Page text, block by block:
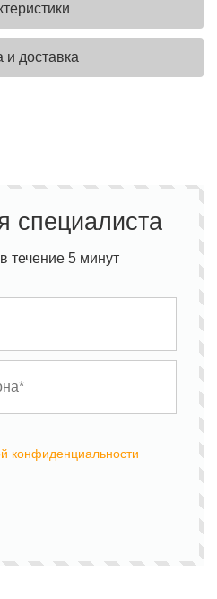
и доставка
специалиста
течение 5 минут
конфиденциальности